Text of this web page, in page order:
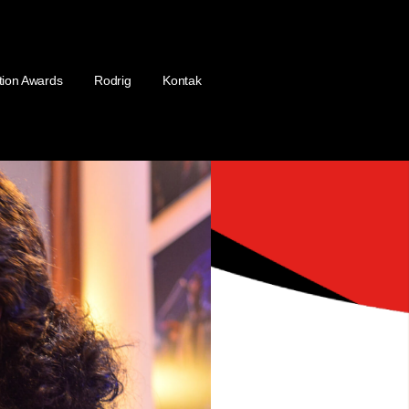
Awards Rodrig Kontak